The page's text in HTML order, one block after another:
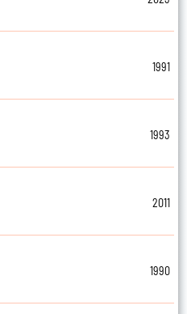
1991
1993
2011
1990